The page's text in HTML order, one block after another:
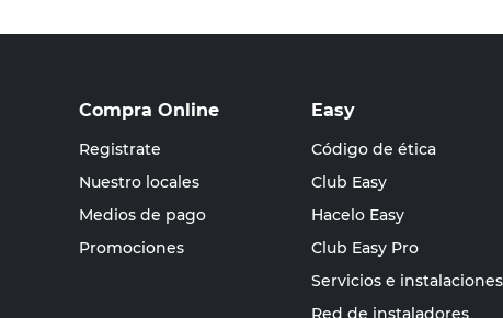
Compra Online
Registrate
Nuestro locales
Medios de pago
Promociones
Easy
Código de ética
Club Easy
Hacelo Easy
Club Easy Pro
Servicios e instalaciones
Red de instaladores